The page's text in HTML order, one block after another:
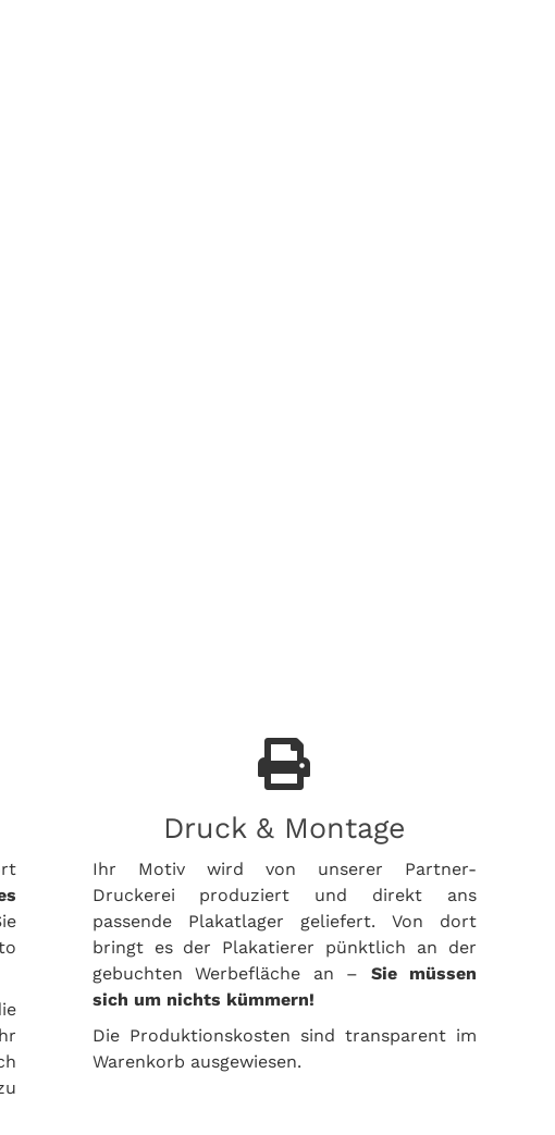
Druck & Montage
Ihr Motiv wird von unserer Partner-
Druckerei produziert und direkt ans
passende Plakatlager geliefert. Von dort
bringt es der Plakatierer pünktlich an der
gebuchten Werbefläche an – Sie müssen
sich um nichts kümmern!
Die Produktionskosten sind transparent im
Warenkorb ausgewiesen.